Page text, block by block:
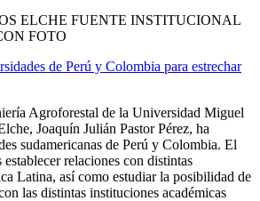
ELCHE FUENTE INSTITUCIONAL
FOTO
de Perú y Colombia para estrechar
Agroforestal de la Universidad Miguel
Joaquín Julián Pastor Pérez, ha
sudamericanas de Perú y Colombia. El
relaciones con distintas
Latina, así como estudiar la posibilidad de
las distintas instituciones académicas